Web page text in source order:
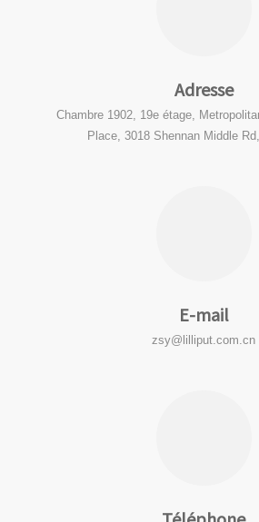
Adresse
Chambre 1902, 19e étage,
Place, 3018 Shennan Middle
E-mail
zsy@lilliput.com.cn